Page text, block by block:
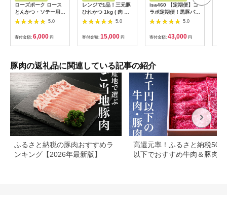
ローズポーク ロース
とんかつ・ソテー用
約280g (140g×2枚) (
茨城県共通返礼品・茨
城県産 ) ブランド豚
茨城 国産 豚肉 冷凍
とんかつ ソテー
5.0
寄付金額: 6,000 円
レンジで1品！三元豚
ひれかつ 1kg ( 肉 豚
肉 ヒレ 揚げ物 総菜
冷凍 簡単調理 )【136-
5.0
寄付金額: 15,000 円
isa460 【定期便】コ
ラボ定期便！黒豚バラ
エティー定期便 (全3
回) 定期便 コラボ定期
便 黒豚 豚 ぶた ロー
ス バラ スライス 生餃
子 冷凍食品 おつまみ
キョーミート株式会
社・工房ゆう】
5.0
寄付金額: 43,000 円
豚肉の返礼品に関連している記事の紹介
ふるさと納税の豚肉おすすめラ
ンキング【2026年最新版】
高還元率！ふるさと納税
以下でおすすめ牛肉＆豚肉ラ